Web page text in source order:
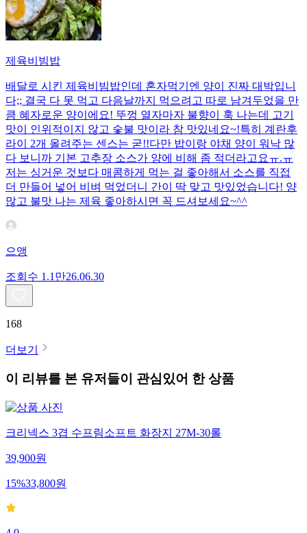
제육비빔밥
배달로 시킨 제육비빔밥인데 혼자먹기엔 양이 진짜 대박입니
다;; 결국 다 못 먹고 다음날까지 먹으려고 따로 남겨두었을 만
큼 혜자로운 양이에요! 뚜껑 열자마자 불향이 훅 나는데 고기
맛이 인위적이지 않고 숯불 맛이라 참 맛있네요~!특히 계란후
라이 2개 올려주는 센스는 굳!! ​다만 밥이랑 야채 양이 워낙 많
다 보니까 기본 고추장 소스가 양에 비해 좀 적더라고요ㅠ.ㅠ
저는 싱거운 것보다 매콤하게 먹는 걸 좋아해서 소스를 직접
더 만들어 넣어 비벼 먹었더니 간이 딱 맞고 맛있었습니다! 양
많고 불맛 나는 제육 좋아하시면 꼭 드셔보세요~^^
으앵
조회수 1.1만26.06.30
168
더보기
이 리뷰를 본 유저들이 관심있어 한 상품
크리넥스 3겹 수프림소프트 화장지 27M-30롤
39,900원
15%33,800원